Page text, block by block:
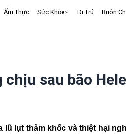
Ẩm Thực Sức Khỏe Di Trú Buôn
chịu sau bão
lũ lụt thảm khốc và thiệt hại